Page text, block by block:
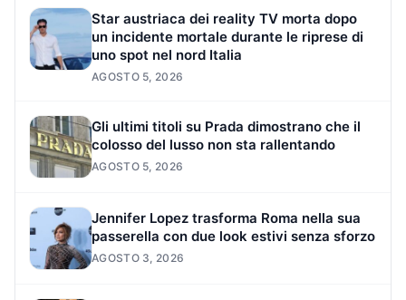
Star austriaca dei reality TV morta dopo
un incidente mortale durante le riprese di
uno spot nel nord Italia
AGOSTO 5, 2026
Gli ultimi titoli su Prada dimostrano che il
colosso del lusso non sta rallentando
AGOSTO 5, 2026
Jennifer Lopez trasforma Roma nella sua
passerella con due look estivi senza sforzo
AGOSTO 3, 2026